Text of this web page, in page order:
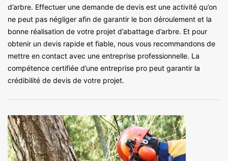
d’arbre. Effectuer une demande de devis est une activité qu’on
ne peut pas négliger afin de garantir le bon déroulement et la
bonne réalisation de votre projet d’abattage d’arbre. Et pour
obtenir un devis rapide et fiable, nous vous recommandons de
mettre en contact avec une entreprise professionnelle. La
compétence certifiée d’une entreprise pro peut garantir la
crédibilité de devis de votre projet.